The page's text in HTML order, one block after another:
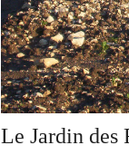
Le Jardin des